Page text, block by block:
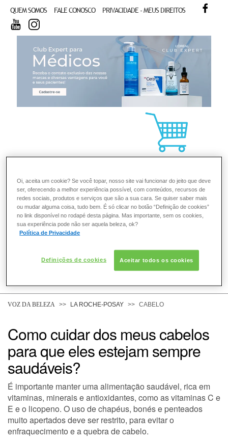
QUEM SOMOS FALE CONOSCO PRIVACIDADE - MEUS DIREITOS
YOUTUBE
PELE
CABELO
DESODORANTE
SOLAR
VOZ DA BELEZA LA ROCHE-POSAY CABELO
Como cuidar dos meus cabelos
para que eles estejam sempre
saudáveis?
É importante manter uma alimentação saudável, rica em
vitaminas, minerais e antioxidantes, como as vitaminas C e
E e o licopeno. O uso de chapéus, bonés e penteados
muito apertados deve ser restrito, para evitar o
enfraquecimento e a quebra de cabelo.
Oi, aceita um cookie? Se você topar, nosso site vai funcionar do jeito que deve
ser, oferecendo a melhor experiência possível, com conteúdos, recursos de
redes sociais, produtos e serviços que são a sua cara. Se quiser saber mais
ou mudar alguma coisa, tudo bem. É só clicar no botão “Definição de cookies”
no link disponível no rodapé desta página. Mas importante, sem os cookies,
sua experiência pode não ser aquela beleza, ok?
Política de Privacidade
Definições de cookies Aceitar todos os cookies